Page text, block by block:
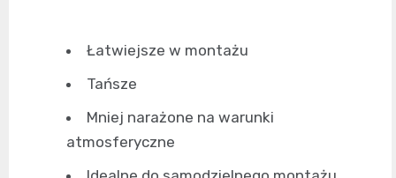
Łatwiejsze w montażu
Tańsze
Mniej narażone na warunki
atmosferyczne